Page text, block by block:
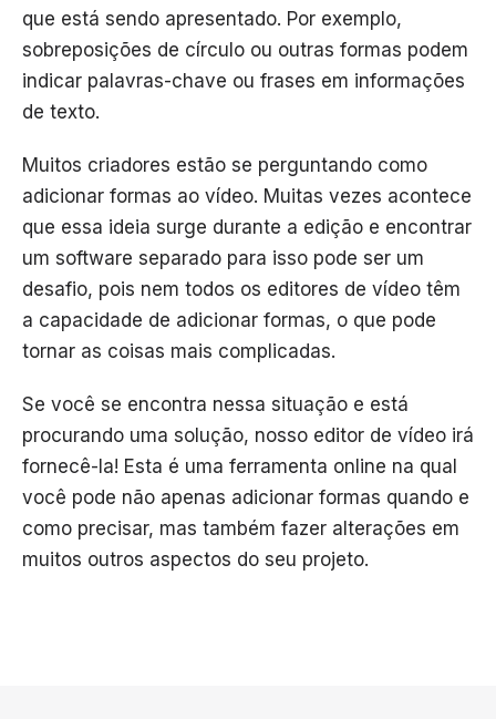
que está sendo apresentado. Por exemplo,
sobreposições de círculo ou outras formas podem
indicar palavras-chave ou frases em informações
de texto.
Muitos criadores estão se perguntando como
adicionar formas ao vídeo. Muitas vezes acontece
que essa ideia surge durante a edição e encontrar
um software separado para isso pode ser um
desafio, pois nem todos os editores de vídeo têm
a capacidade de adicionar formas, o que pode
tornar as coisas mais complicadas.
Se você se encontra nessa situação e está
procurando uma solução, nosso editor de vídeo irá
fornecê-la! Esta é uma ferramenta online na qual
você pode não apenas adicionar formas quando e
como precisar, mas também fazer alterações em
muitos outros aspectos do seu projeto.